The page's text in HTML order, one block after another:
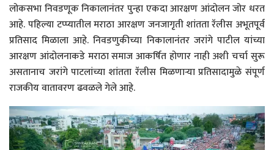
लोकसभा निवडणूक निकालानंतर पुन्हा एकदा आरक्षण आंदोलन जोर धरत
आहे. पहिल्या टप्प्यातील मराठा आरक्षण जनजागृती शांतता रॅलीस अभूतपूर्व
प्रतिसाद मिळाला आहे. निवडणुकीच्या निकालानंतर जरांगे पाटील यांच्या
आरक्षण आंदोलनाकडे मराठा समाज आकर्षित होणार नाही अशी चर्चा सुरू
असतानाच जरांगे पाटलांच्या शांतता रॅलीस मिळणाऱ्या प्रतिसादामुळे संपूर्ण
राजकीय वातावरण ढवळले गेले आहे.